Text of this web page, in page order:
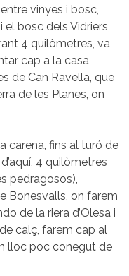
vinyes i bosc,
bosc dels Vidriers,
4 quilòmetres, va
cap a la casa
de Can Ravella, que
de les Planes, on
carena, fins al turó de
4 quilòmetres
pedragosos),
Bonesvalls, on farem
de la riera d’Olesa i
calç, farem cap al
lloc poc conegut de